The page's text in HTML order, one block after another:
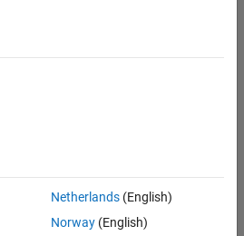
Netherlands(English)
Norway(English)